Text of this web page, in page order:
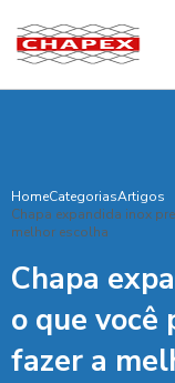
HomeCategoriasArtigos
Chapa expandida inox
melhor escolha
Chapa
o que você
fazer a